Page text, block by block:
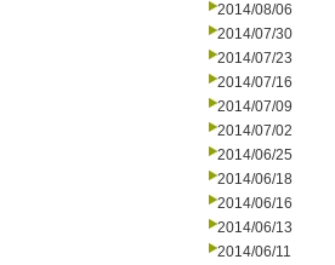
2014/08/06
2014/07/30
2014/07/23
2014/07/16
2014/07/09
2014/07/02
2014/06/25
2014/06/18
2014/06/16
2014/06/13
2014/06/11